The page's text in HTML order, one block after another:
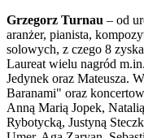
Grzegorz Turnau – od
aranżer, pianista,
solowych, z czego 8
Laureat wielu nagród
Jedynek oraz Mateusza.
Baranami" oraz
Anną Marią Jopek,
Rybotycką, Justyną